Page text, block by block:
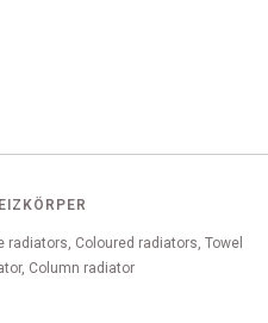
radiators, Coloured radiators, Towel
Column radiator